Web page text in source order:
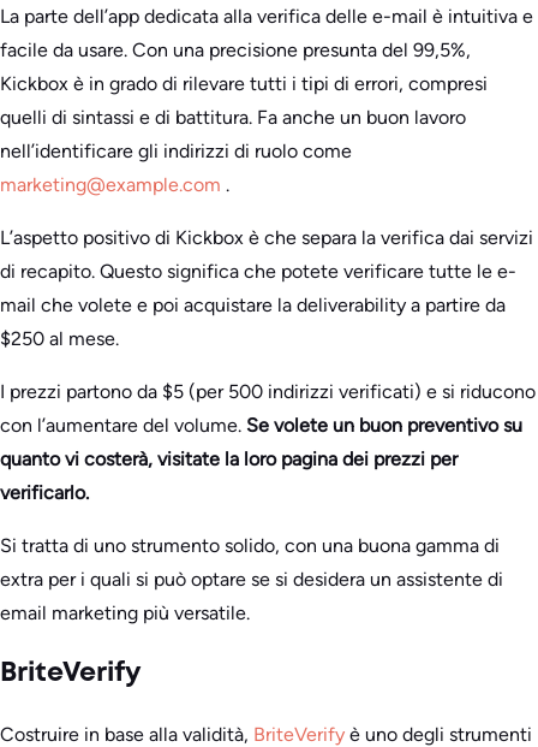
La parte dell’app dedicata alla verifica delle e-mail è intuitiva e
facile da usare. Con una precisione presunta del 99,5%,
Kickbox è in grado di rilevare tutti i tipi di errori, compresi
quelli di sintassi e di battitura. Fa anche un buon lavoro
nell’identificare gli indirizzi di ruolo come
marketing@example.com .
L’aspetto positivo di Kickbox è che separa la verifica dai servizi
di recapito. Questo significa che potete verificare tutte le e-
mail che volete e poi acquistare la deliverability a partire da
$250 al mese.
I prezzi partono da $5 (per 500 indirizzi verificati) e si riducono
con l’aumentare del volume. Se volete un buon preventivo su
quanto vi costerà, visitate la loro pagina dei prezzi per
verificarlo.
Si tratta di uno strumento solido, con una buona gamma di
extra per i quali si può optare se si desidera un assistente di
email marketing più versatile.
BriteVerify
Costruire in base alla validità, BriteVerify è uno degli strumenti